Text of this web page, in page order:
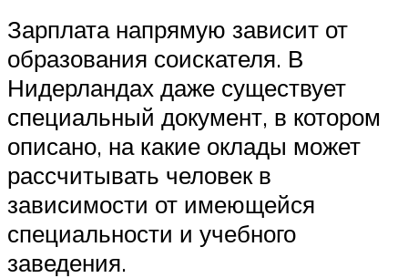
Зарплата напрямую зависит от
образования соискателя. В
Нидерландах даже существует
специальный документ, в котором
описано, на какие оклады может
рассчитывать человек в
зависимости от имеющейся
специальности и учебного
заведения.